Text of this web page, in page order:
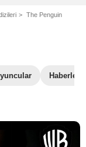
The Penguin
Haberler